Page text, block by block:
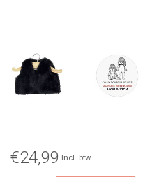
€24,99 Incl. btw